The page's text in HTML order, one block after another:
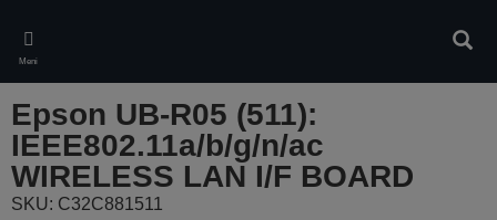
main
content
Meni
Epson UB-R05 (511):
IEEE802.11a/b/g/n/ac
WIRELESS LAN I/F BOARD
SKU: C32C881511